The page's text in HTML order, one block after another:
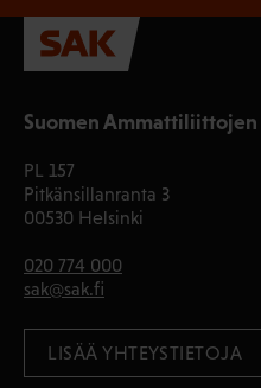
Suomen Ammattiliittojen
PL 157
Pitkänsillanranta 3
00530 Helsinki
020 774 000
sak@sak.fi
LISÄÄ YHTEYSTIETOJA